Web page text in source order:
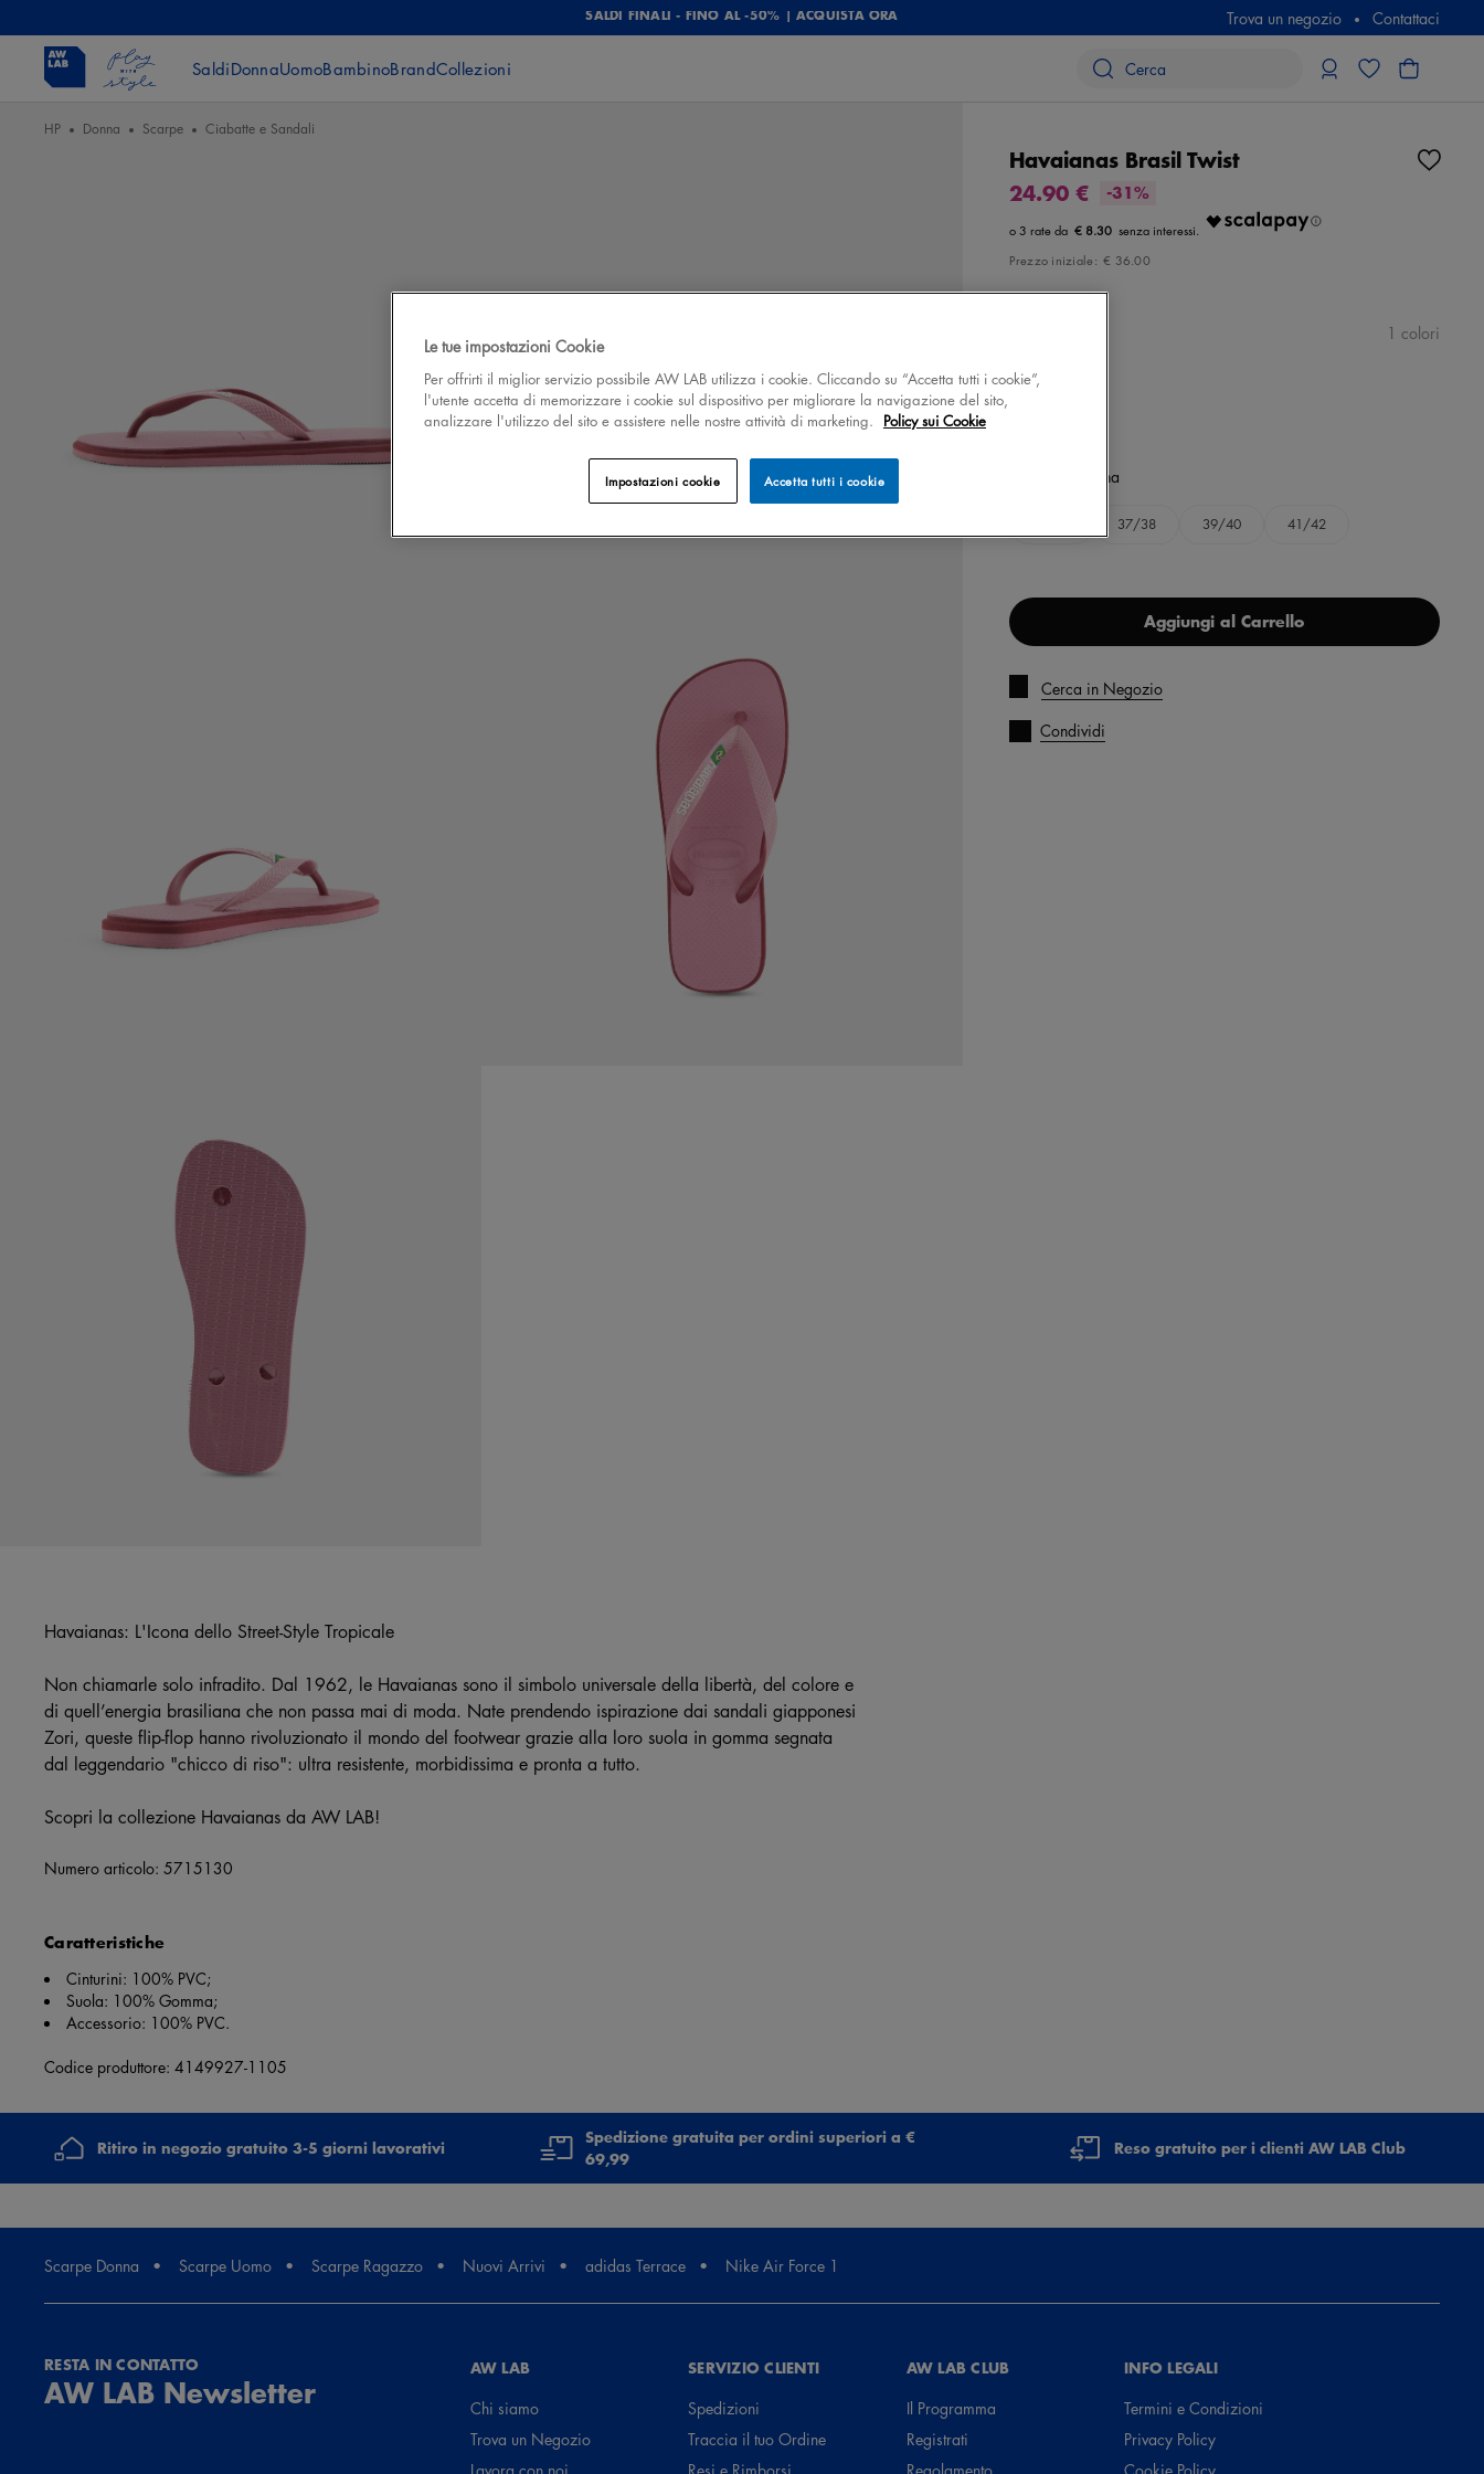
SALDI FINALI - FINO AL -50% | ACQUISTA ORA Trova un negozio Contattaci
SaldiDonnaUomoBambinoBrandCollezioni
HP Donna Scarpe Ciabatte e Sandali
Havaianas: L'Icona dello Street-Style Tropicale
Non chiamarle solo infradito. Dal 1962, le Havaianas sono il simbolo universale della libertà, del colore e
di quell’energia brasiliana che non passa mai di moda. Nate prendendo ispirazione dai sandali giapponesi
Zori, queste flip-flop hanno rivoluzionato il mondo del footwear grazie alla loro suola in gomma segnata
dal leggendario "chicco di riso": ultra resistente, morbidissima e pronta a tutto.
Scopri la collezione Havaianas da AW LAB!
Numero articolo: 5715130
Caratteristiche
Cinturini: 100% PVC;
Suola: 100% Gomma;
Accessorio: 100% PVC.
Codice produttore: 4149927-1105
Havaianas Brasil Twist
24.90 €
-31%
€ 8.30
Prezzo iniziale: € 36.00
1 colori
Seleziona
37/38 39/40 41/42
Aggiungi al Carrello
Cerca in Negozio
Condividi
Ritiro in negozio gratuito 3-5 giorni lavorativi
Spedizione gratuita per ordini superiori a €
69,99
Reso gratuito per i clienti AW LAB Club
Scarpe Donna Scarpe Uomo Scarpe Ragazzo Nuovi Arrivi adidas Terrace Nike Air Force 1
RESTA IN CONTATTO
AW LAB Newsletter
AW LAB
Chi siamo
Trova un Negozio
SERVIZIO CLIENTI
Spedizioni
Traccia il tuo Ordine
AW LAB CLUB
Il Programma
Registrati
INFO LEGALI
Termini e Condizioni
Privacy Policy
Le tue impostazioni Cookie
Per offrirti il miglior servizio possibile AW LAB utilizza i cookie. Cliccando su “Accetta tutti i cookie”,
l'utente accetta di memorizzare i cookie sul dispositivo per migliorare la navigazione del sito,
analizzare l'utilizzo del sito e assistere nelle nostre attività di marketing. Policy sui Cookie
Accetta tutti i cookie
Impostazioni cookie